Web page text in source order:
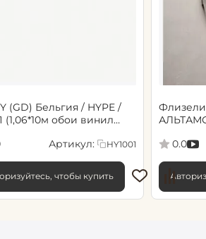
(GD) Бельгия / HYPE /
обои винил
Артикул: HY1001
чтобы купить
0.0